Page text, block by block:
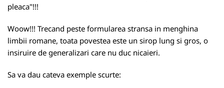
pleaca"!!!
Woow!!! Trecand peste formularea stransa in menghina
limbii romane, toata povestea este un sirop lung si gros, o
insiruire de generalizari care nu duc nicaieri.
Sa va dau cateva exemple scurte: